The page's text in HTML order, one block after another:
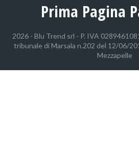
Prima Pagina
2026 - Blu Trend srl - P. IVA
tribunale di Marsala n.202 del 12/06/
Mezzapelle